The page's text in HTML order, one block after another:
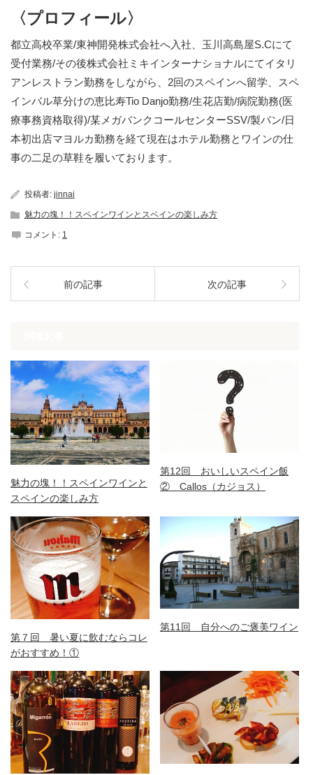
〈プロフィール〉
都立高校卒業/東神開発株式会社へ入社、玉川高島屋S.Cにて
受付業務/その後株式会社ミキインターナショナルにてイタリ
アンレストラン勤務をしながら、2回のスペインへ留学、スペ
インバル草分けの恵比寿Tio Danjo勤務/生花店勤/病院勤務(医
療事務資格取得)/某メガバンクコールセンターSSV/製パン/日
本初出店マヨルカ勤務を経て現在はホテル勤務とワインの仕
事の二足の草鞋を履いております。
投稿者: jinnai
魅力の塊！！スペインワインとスペインの楽しみ方
コメント: 1
前の記事 次の記事
魅力の塊！！スペインワインと
スペインの楽しみ方
第12回 おいしいスペイン飯
② Callos（カジョス）
第７回 暑い夏に飲むならコレ
がおすすめ！①
第11回 自分へのご褒美ワイン